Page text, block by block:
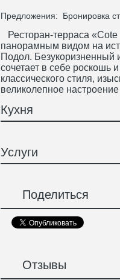
Предложения: Бронировка
Ресторан-терраса «Cote
панорамным видом на
Подол. Безукоризненный
сочетает в себе роскошь
классического стиля,
великолепное
Кухня
Услуги
Поделиться
Отзывы